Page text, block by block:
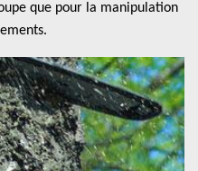
que pour la manipulation